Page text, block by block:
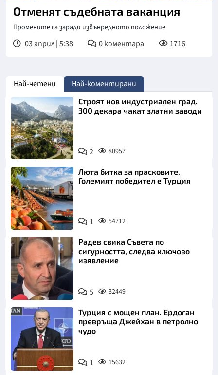
Отменят съдебната ваканция
Промените са заради извънредното положение
03 април | 5:38 0коментара 1716
Най-четени Най-коментирани
Строят нов индустриален град.
300 декара чакат златни заводи
2 80957
Люта битка за прасковите.
Големият победител е Турция
1 54712
Радев свика Съвета по
сигурността, следва ключово
изявление
5 32449
Турция с мощен план. Ердоган
превръща Джейхан в петролно
чудо
1 15632